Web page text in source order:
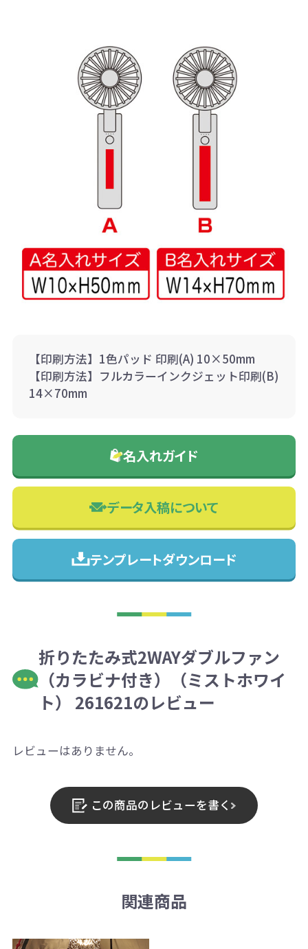
【印刷方法】1色パッド 印刷(A) 10×50mm
【印刷方法】フルカラーインクジェット印刷(B)
14×70mm
名入れガイド
データ入稿について
テンプレートダウンロード
折りたたみ式2WAYダブルファン
（カラビナ付き）（ミストホワイ
ト） 261621のレビュー
レビューはありません。
この商品のレビューを書く
関連商品